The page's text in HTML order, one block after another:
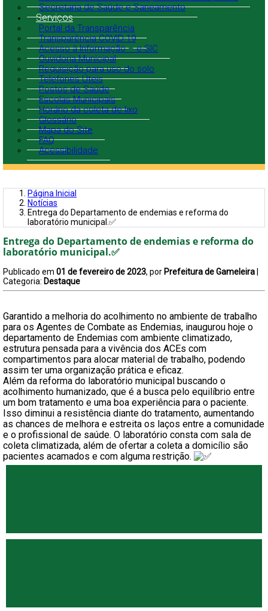
Secretaria de Saúde e Saneamento
Serviços
Portal da Transparência
Transparência COVID-19
Acesso à Informação – e-SIC
Ouvidoria Municipal
Requisição para uso do solo
Telefones Úteis
Postos de Saúde
Escolas Municipais
Horário da coleta de lixo
Glossário
Mapa do Site
FAQ
Acessibilidade
Página Inicial
Notícias
Entrega do Departamento de endemias e reforma do
laboratório municipal.✅
Entrega do Departamento de endemias e reforma do
laboratório municipal.✅
Publicado em 01 de fevereiro de 2023, por Prefeitura de Gameleira
Categoria: Destaque
Garantido a melhoria do acolhimento no ambiente de trabalho
para os Agentes de Combate as Endemias, inaugurou hoje o
departamento de Endemias com ambiente climatizado,
estrutura pensada para a vivência dos ACEs com
compartimentos para alocar material de trabalho, podendo
assim ter uma organização prática e eficaz.
Além da reforma do laboratório municipal buscando o
acolhimento humanizado, que é a busca pelo equilíbrio entre
um bom tratamento e uma boa experiência para o paciente.
Isso diminui a resistência diante do tratamento, aumentando
as chances de melhora e estreita os laços entre a comunidade
e o profissional de saúde. O laboratório consta com sala de
coleta climatizada, além de ofertar a coleta a domicílio são
pacientes acamados e com alguma restrição.